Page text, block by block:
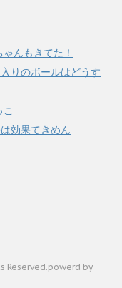
んもきてた！
りのボールはどうす
効果てきめん
Reserved.powerd by